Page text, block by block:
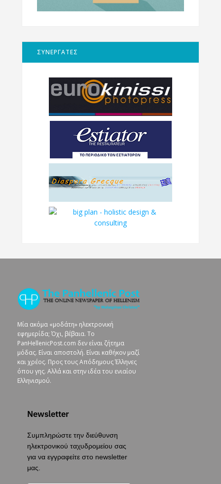
ΣΥΝΕΡΓΑΤΕΣ
Μία ακόμα «μοδάτη» ηλεκτρονική
εφημερίδα; Όχι, βέβαια. To
PanHellenicPost.com δεν είναι ζήτημα
μόδας. Είναι αποστολή. Είναι καθήκον μαζί
και χρέος. Προς τους Απόδημους Έλληνες
όπου γης. Αλλά και στην ιδέα του ενιαίου
Ελληνισμού.
Newsletter
Συμπληρώστε την διεύθυνση
ηλεκτρονικού ταχυδρομείου σας
για να εγγραφείτε στο newsletter
μας.